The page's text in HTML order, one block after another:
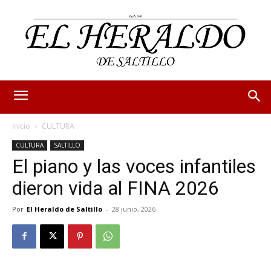
Inicio CULTURA
CULTURA SALTILLO
El piano y las voces infantiles
dieron vida al FINA 2026
Por El Heraldo de Saltillo - 28 junio, 2026